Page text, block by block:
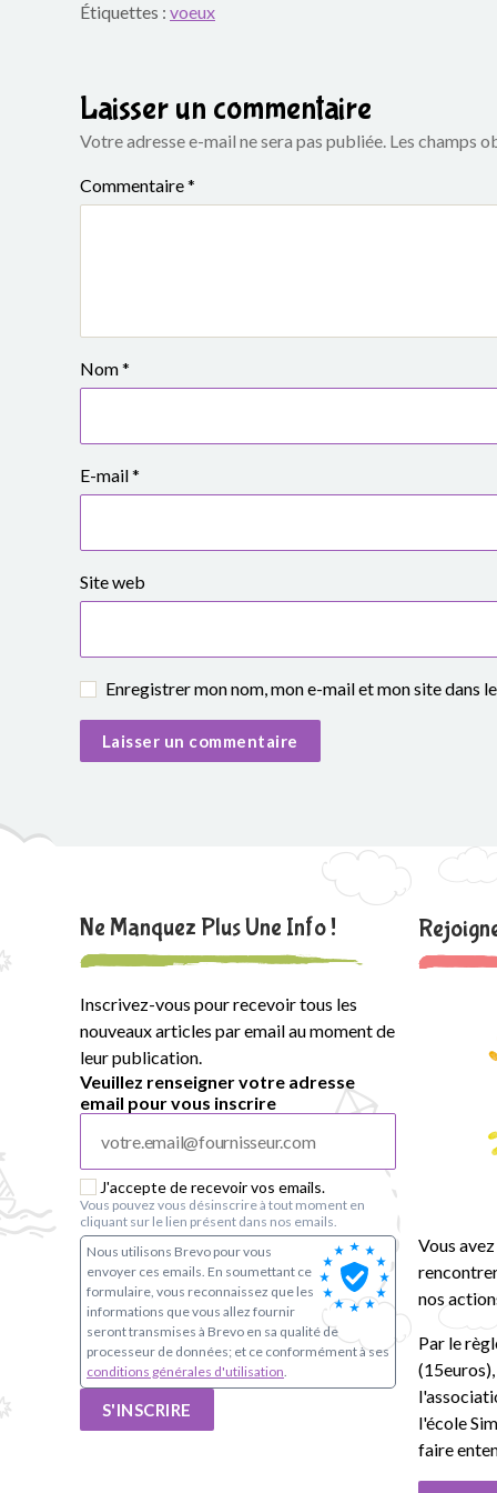
o
p
e
s
l
a
i
r
S
i
m
o
n
i
l
Étiquettes : voeux
Laisser un commentaire
Votre adresse e-mail ne sera pas publiée. Les champs
Commentaire*
Nom*
E-mail*
Site web
Enregistrer mon nom, mon e-mail et mon site dans
Ne Manquez Plus Une Info !
Inscrivez-vous pour recevoir tous les
nouveaux articles par email au moment de
leur publication.
Veuillez renseigner votre adresse
email pour vous inscrire
J'accepte de recevoir vos emails.
Vous pouvez vous désinscrire à tout moment en
cliquant sur le lien présent dans nos emails.
Nous utilisons Brevo pour vous
envoyer ces emails. En soumettant ce
formulaire, vous reconnaissez que les
informations que vous allez fournir
seront transmises à Brevo en sa qualité de
processeur de données; et ce conformément à ses
conditions générales d'utilisation.
S'INSCRIRE
Vous
nos
Par le
l'école
faire